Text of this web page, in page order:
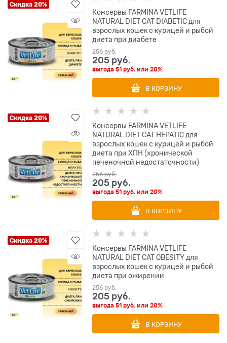
Скидка 20%
Консервы FARMINA VETLIFE
NATURAL DIET CAT DIABETIC для
взрослых кошек с курицей и рыбой
диета при диабете
256 руб.
205 руб.
выгода51 руб. или20%
В КОРЗИНУ
Скидка 20%
Консервы FARMINA VETLIFE
NATURAL DIET CAT HEPATIC для
взрослых кошек с курицей и рыбой
диета при ХПН (хронической
печеночной недостаточности)
256 руб.
205 руб.
выгода51 руб. или20%
В КОРЗИНУ
Скидка 20%
Консервы FARMINA VETLIFE
NATURAL DIET CAT OBESITY для
взрослых кошек с курицей и рыбой
диета при ожирении
256 руб.
205 руб.
выгода51 руб. или20%
В КОРЗИНУ